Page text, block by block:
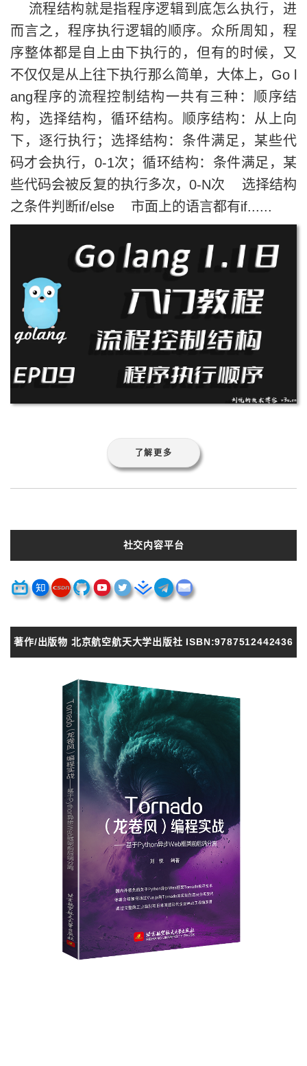
流程结构就是指程序逻辑到底怎么执行，进
而言之，程序执行逻辑的顺序。众所周知，程
序整体都是自上由下执行的，但有的时候，又
不仅仅是从上往下执行那么简单，大体上，Go l
ang程序的流程控制结构一共有三种：顺序结
构，选择结构，循环结构。顺序结构：从上向
下，逐行执行；选择结构：条件满足，某些代
码才会执行，0-1次；循环结构：条件满足，某
些代码会被反复的执行多次，0-N次 选择结构
之条件判断if/else 市面上的语言都有if......
了解更多
社交内容平台
著作/出版物 北京航空航天大学出版社 ISBN:9787512442436